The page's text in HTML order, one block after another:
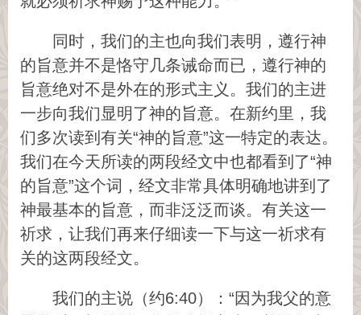
同时，我们的主也向我们表明，遵行神
的旨意并不是恪守几条诫命而已，遵行神的
旨意绝对不是外在的形式主义。我们的主进
一步向我们显明了神的旨意。在新约里，我
们多次读到有关“神的旨意”这一特定的表达。
我们在今天所读的两段经文中也都看到了“神
的旨意”这个词，经文非常具体明确地讲到了
神最基本的旨意，而非泛泛而谈。有关这一
祈求，让我们再来仔细读一下与这一祈求有
关的这两段经文。
我们的主说（约6:40）：“因为我父的意